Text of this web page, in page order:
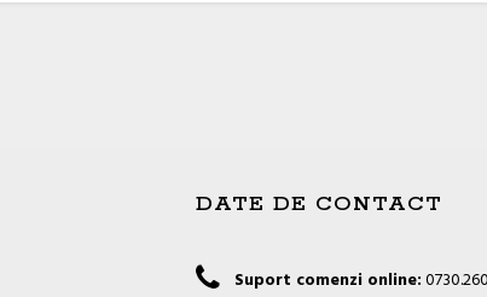
DATE DE CONTACT
Suport comenzi online: